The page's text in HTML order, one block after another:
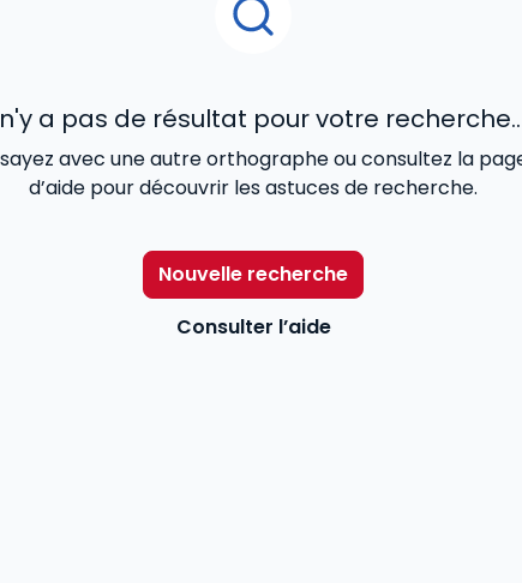
a pas de résultat pour votre
avec une autre orthographe ou consultez la
d’aide pour découvrir les astuces de recherche.
Nouvelle recherche
Consulter l’aide